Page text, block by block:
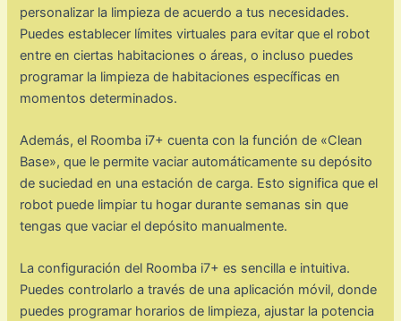
personalizar la limpieza de acuerdo a tus necesidades.
Puedes establecer límites virtuales para evitar que el robot
entre en ciertas habitaciones o áreas, o incluso puedes
programar la limpieza de habitaciones específicas en
momentos determinados.
Además, el Roomba i7+ cuenta con la función de «Clean
Base», que le permite vaciar automáticamente su depósito
de suciedad en una estación de carga. Esto significa que el
robot puede limpiar tu hogar durante semanas sin que
tengas que vaciar el depósito manualmente.
La configuración del Roomba i7+ es sencilla e intuitiva.
Puedes controlarlo a través de una aplicación móvil, donde
puedes programar horarios de limpieza, ajustar la potencia